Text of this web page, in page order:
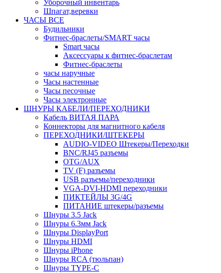
Уборочный инвентарь
Шпагат,веревки
ЧАСЫ ВСЕ
Будильники
Фитнес-браслеты/SMART часы
Smart часы
Аксессуары к фитнес-браслетам
Фитнес-браслеты
часы наручные
Часы настенные
Часы песочные
Часы электронные
ШНУРЫ КАБЕЛИ/ПЕРЕХОДНИКИ
Кабель ВИТАЯ ПАРА
Коннекторы для магнитного кабеля
ПЕРЕХОДНИКИ/ШТЕКЕРЫ
AUDIO-VIDEO Штекеры/Переходки
BNC/RJ45 разъемы
OTG/AUX
TV (F) разъемы
USB разъемы/переходники
VGA-DVI-HDMI переходники
ПИКТЕЙЛЫ 3G/4G
ПИТАНИЕ штекеры/разъемы
Шнуры 3.5 Jack
Шнуры 6.3мм Jack
Шнуры DisplayPort
Шнуры HDMI
Шнуры iPhone
Шнуры RCA (тюльпан)
Шнуры TYPE-C